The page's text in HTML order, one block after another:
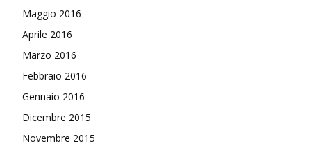
Maggio 2016
Aprile 2016
Marzo 2016
Febbraio 2016
Gennaio 2016
Dicembre 2015
Novembre 2015